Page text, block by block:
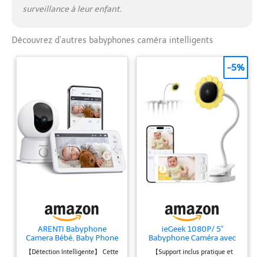
surveillance à leur enfant.
Découvrez d’autres babyphones caméra intelligents
ARENTI Babyphone
Camera Bébé, Baby Phone
Vidéo Connecté
【Détection Intelligente】 Cette
ieGeek 1080P/ 5"
Babyphone Caméra avec
Support, Camera Bebe
【Support inclus pratique et
-5%